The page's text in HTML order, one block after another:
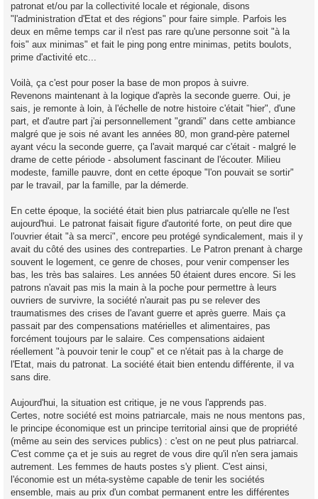
patronat et/ou par la collectivité locale et régionale, disons
"l'administration d'Etat et des régions" pour faire simple. Parfois les
deux en même temps car il n'est pas rare qu'une personne soit "à la
fois" aux minimas" et fait le ping pong entre minimas, petits boulots,
prime d'activité etc...
Voilà, ça c'est pour poser la base de mon propos à suivre.
Revenons maintenant à la logique d'après la seconde guerre. Oui, je
sais, je remonte à loin, à l'échelle de notre histoire c'était "hier", d'une
part, et d'autre part j'ai personnellement "grandi" dans cette ambiance
malgré que je sois né avant les années 80, mon grand-père paternel
ayant vécu la seconde guerre, ça l'avait marqué car c'était - malgré le
drame de cette période - absolument fascinant de l'écouter. Milieu
modeste, famille pauvre, dont en cette époque "l'on pouvait se sortir"
par le travail, par la famille, par la démerde.
En cette époque, la société était bien plus patriarcale qu'elle ne l'est
aujourd'hui. Le patronat faisait figure d'autorité forte, on peut dire que
l'ouvrier était "à sa merci", encore peu protégé syndicalement, mais il y
avait du côté des usines des contreparties. Le Patron prenant à charge
souvent le logement, ce genre de choses, pour venir compenser les
bas, les très bas salaires. Les années 50 étaient dures encore. Si les
patrons n'avait pas mis la main à la poche pour permettre à leurs
ouvriers de survivre, la société n'aurait pas pu se relever des
traumatismes des crises de l'avant guerre et après guerre. Mais ça
passait par des compensations matérielles et alimentaires, pas
forcément toujours par le salaire. Ces compensations aidaient
réellement "à pouvoir tenir le coup" et ce n'était pas à la charge de
l'Etat, mais du patronat. La société était bien entendu différente, il va
sans dire.
Aujourd'hui, la situation est critique, je ne vous l'apprends pas.
Certes, notre société est moins patriarcale, mais ne nous mentons pas,
le principe économique est un principe territorial ainsi que de propriété
(même au sein des services publics) : c'est on ne peut plus patriarcal.
C'est comme ça et je suis au regret de vous dire qu'il n'en sera jamais
autrement. Les femmes de hauts postes s'y plient. C'est ainsi,
l'économie est un méta-système capable de tenir les sociétés
ensemble, mais au prix d'un combat permanent entre les différentes